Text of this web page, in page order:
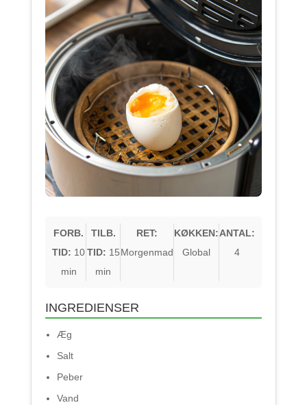
FORB.
TID: 10
min
TILB.
TID: 15
min
RET:
Morgenmad
KØKKEN:
Global
ANTAL:
4
INGREDIENSER
Æg
Salt
Peber
Vand